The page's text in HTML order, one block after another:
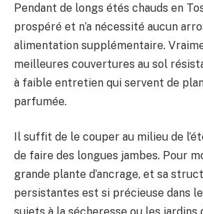
Pendant de longs étés chauds en
prospéré et n’a nécessité aucun
alimentation supplémentaire.
meilleures couvertures au sol
à faible entretien qui servent de
parfumée.
Il suffit de le couper au milieu de
de faire des longues jambes. Pour
grande plante d’ancrage, et sa
persistantes est si précieuse dans